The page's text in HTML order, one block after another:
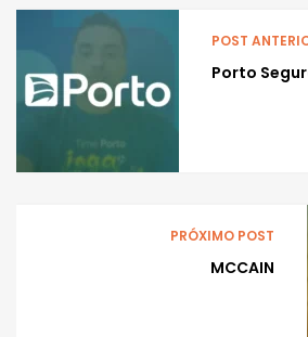
POST
Porto
PRÓXIMO POST
MCCAIN